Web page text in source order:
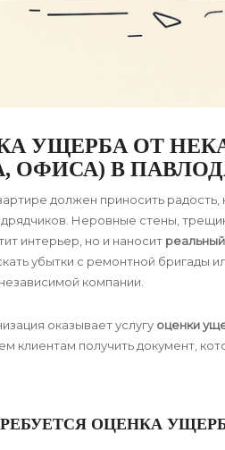
УЩЕРБА ОТ
ОФИСА) В
должен приносить
Неровные стены,
интерьер, но и наносит
убытки с ремонтной бригады
компании.
оказывает услугу оценки
клиентам получить документ,
ОЦЕНКА